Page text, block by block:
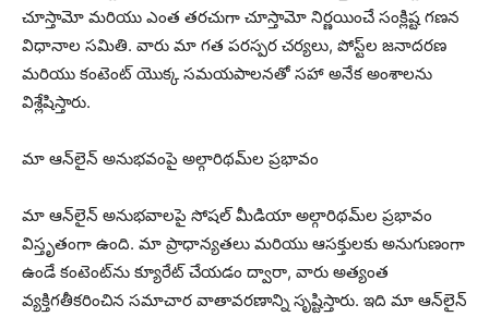
చూస్తామో మరియు ఎంత తరచుగా చూస్తామో నిర్ణయించే సంక్లిష్ట గణన
విధానాల సమితి. వారు మా గత పరస్పర చర్యలు, పోస్ట్‌ల జనాదరణ
మరియు కంటెంట్ యొక్క సమయపాలనతో సహా అనేక అంశాలను
విశ్లేషిస్తారు.
మా ఆన్‌లైన్ అనుభవంపై అల్గారిథమ్‌ల ప్రభావం
మా ఆన్‌లైన్ అనుభవాలపై సోషల్ మీడియా అల్గారిథమ్‌ల ప్రభావం
విస్తృతంగా ఉంది. మా ప్రాధాన్యతలు మరియు ఆసక్తులకు అనుగుణంగా
ఉండే కంటెంట్‌ను క్యూరేట్ చేయడం ద్వారా, వారు అత్యంత
వ్యక్తిగతీకరించిన సమాచార వాతావరణాన్ని సృష్టిస్తారు. ఇది మా ఆన్‌లైన్